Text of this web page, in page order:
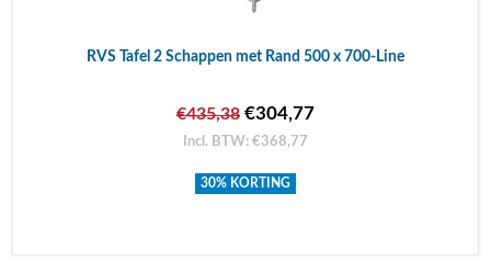
RVS Tafel 2 Schappen met Rand 500 x 700-Line
€435,38 €304,77
Incl. BTW: €368,77
30% KORTING